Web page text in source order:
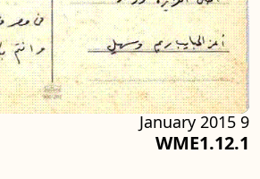
WME1.12.1
9 January 2015